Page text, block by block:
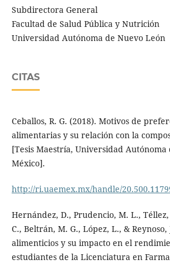
Subdirectora General
Facultad de Salud Pública y Nutrición
Universidad Autónoma de Nuevo León
CITAS
Ceballos, R. G. (2018). Motivos de
alimentarias y su relación con la
[Tesis Maestría, Universidad Autónoma
México].
http://ri.uaemex.mx/handle/
Hernández, D., Prudencio, M. L.,
C., Beltrán, M. G., López, L., & Reynoso,
alimenticios y su impacto en el
estudiantes de la Licenciatura en